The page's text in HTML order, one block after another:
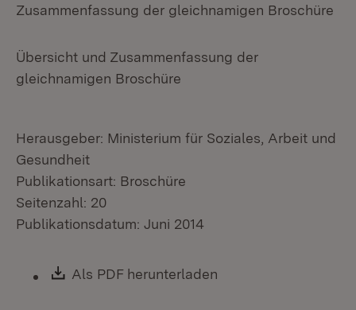
Zusammenfassung der gleichnamigen Broschüre
Übersicht und Zusammenfassung der
gleichnamigen Broschüre
Herausgeber: Ministerium für Soziales, Arbeit und
Gesundheit
Publikationsart: Broschüre
Seitenzahl: 20
Publikationsdatum: Juni 2014
Download:
Als PDF herunterladen